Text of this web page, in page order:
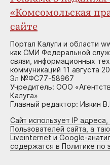
«Комсомольская
сайте
Портал Калуги и области
как СМИ Федеральной
связи, информационных
коммуникаций 11 августа
Эл №ФС77-58967
Учредитель: ООО
Калуга»
Главный редактор: Ивкин
Сайт использует IP
Пользователей сайта, а
Liveinternet и Google-
содержатся в Политике по